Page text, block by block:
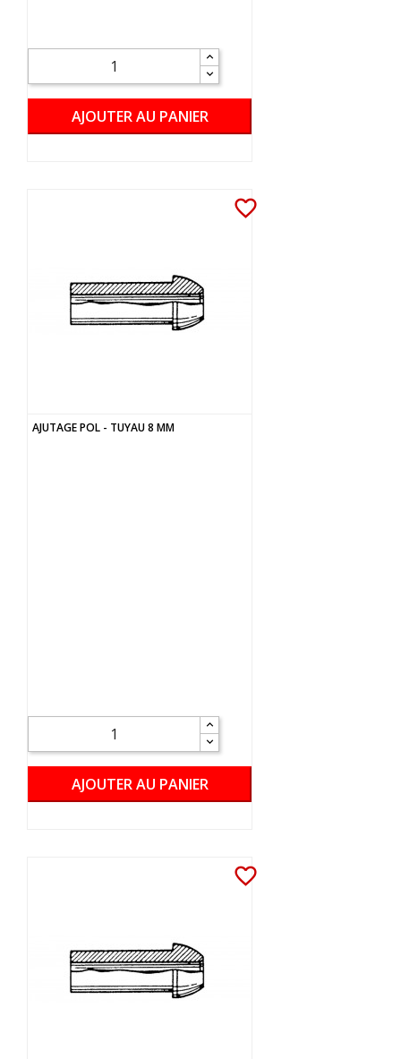
AJOUTER AU PANIER
favorite_border
AJUTAGE POL - TUYAU 8 MM
AJOUTER AU PANIER
favorite_border